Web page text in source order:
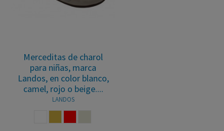
Merceditas de charol
para niñas, marca
Landos, en color blanco,
camel, rojo o beige....
LANDOS